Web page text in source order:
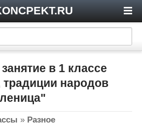
в 1 классе
народов
» Разное